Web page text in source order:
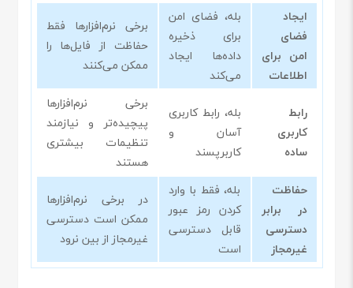
ایجاد
فضای
امن برای
اطلاعات
بله، فضای امن
برای ذخیره
داده‌ها ایجاد
می‌کند
برخی نرم‌افزارها فقط
حفاظت از فایل‌ها را
ممکن می‌کنند
رابط
کاربری
ساده
بله، رابط کاربری
آسان و
کاربرپسند
برخی نرم‌افزارها
پیچیده‌تر و نیازمند
تنظیمات بیشتری
هستند
حفاظت
در برابر
دسترسی
غیرمجاز
بله، فقط با وارد
کردن رمز عبور
قابل دسترسی
است
در برخی نرم‌افزارها
ممکن است دسترسی
غیرمجاز از بین نرود